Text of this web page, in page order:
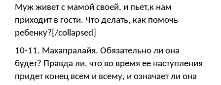
Муж живет с мамой своей, и пьет,к нам
приходит в гости. Что делать, как помочь
ребенку?[/collapsed]
10-11. Махапралайя. Обязательно ли она
будет? Правда ли, что во время ее наступления
придет конец всем и всему, и означает ли она